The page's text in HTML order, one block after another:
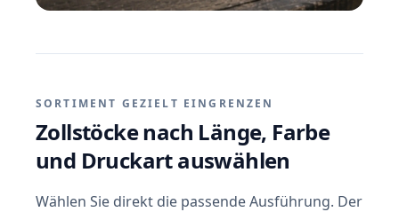
SORTIMENT GEZIELT EINGRENZEN
Zollstöcke nach Länge, Farbe
und Druckart auswählen
Wählen Sie direkt die passende Ausführung. Der